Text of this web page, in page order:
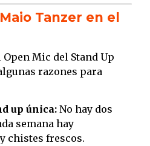
Tanzer en el
Mic del Stand Up
razones para
up única:No hay dos
semana hay
chistes frescos.